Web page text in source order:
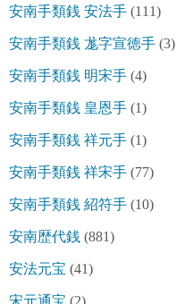
安南手類銭 安法手 (111)
安南手類銭 尨字宣徳手 (3)
安南手類銭 明宋手 (4)
安南手類銭 皇恩手 (1)
安南手類銭 祥元手 (1)
安南手類銭 祥宋手 (77)
安南手類銭 紹符手 (10)
安南歴代銭 (881)
安法元宝 (41)
宋元通宝 (2)